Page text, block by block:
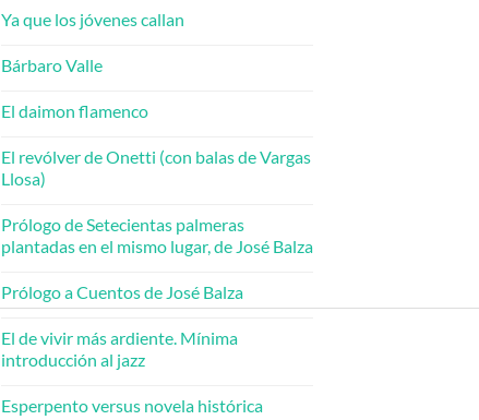
Ya que los jóvenes callan
Bárbaro Valle
El daimon flamenco
El revólver de Onetti (con balas de Vargas
Llosa)
Prólogo de Setecientas palmeras
plantadas en el mismo lugar, de José Balza
Prólogo a Cuentos de José Balza
El de vivir más ardiente. Mínima
introducción al jazz
Esperpento versus novela histórica